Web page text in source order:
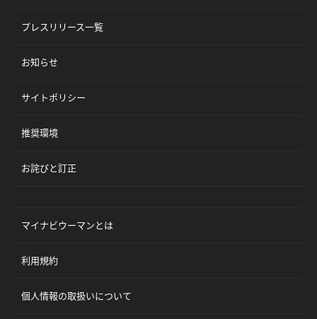
プレスリリース一覧
お知らせ
サイトポリシー
推奨環境
お詫びと訂正
マイナビウーマンとは
利用規約
個人情報の取扱いについて